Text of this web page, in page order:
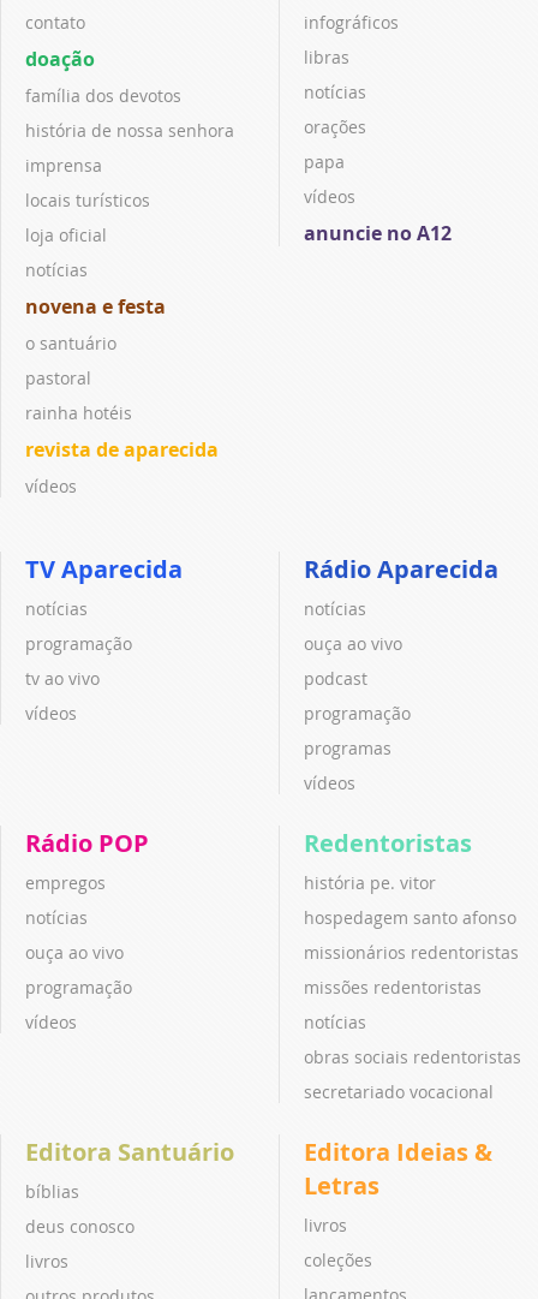
contato
doação
família dos devotos
história de nossa senhora
imprensa
locais turísticos
loja oficial
notícias
novena e festa
o santuário
pastoral
rainha hotéis
revista de aparecida
vídeos
infográficos
libras
notícias
orações
papa
vídeos
anuncie no A12
TV Aparecida
notícias
programação
tv ao vivo
vídeos
Rádio Aparecida
notícias
ouça ao vivo
podcast
programação
programas
vídeos
Rádio POP
empregos
notícias
ouça ao vivo
programação
vídeos
Redentoristas
história pe. vitor
hospedagem santo afonso
missionários redentoristas
missões redentoristas
notícias
obras sociais redentoristas
secretariado vocacional
Editora Santuário
bíblias
deus conosco
livros
Editora Ideias &
Letras
livros
coleções
lançamentos